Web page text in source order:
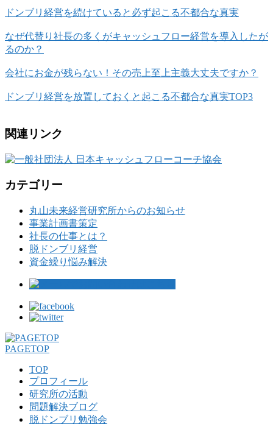
ドンブリ経営を続けていると必ず起こる不都合な真実
なぜ代替り社長の多くがキャッシュフロー経営を導入したが
るのか？
会社にお金が残らない！その売上至上主義大丈夫ですか？
ドンブリ経営を放置しておくと起こる不都合な真実TOP3
関連リンク
カテゴリー
丸山未来経営研究所からのお知らせ
事業計画書策定
社長の仕事とは？
脱ドンブリ経営
資金繰り悩み解決
PAGETOP
TOP
プロフィール
研究所の活動
問題解決ブログ
脱ドンブリ勉強会